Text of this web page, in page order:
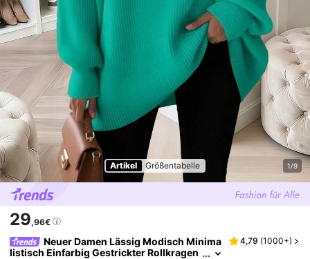
Artikel Größentabelle 1/9
29,96€
Neuer Damen Lässig Modisch Minima
listisch Einfarbig Gestrickter Rollkragen
4,79 (1000+)